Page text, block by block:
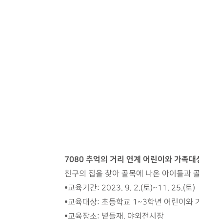
7080 추억의 거리 연계 어린이와 가족
친구의 집을 찾아 골목에 나온 아이들과
•교육기간: 2023. 9. 2.(토)~11. 25.(토)
•교육대상: 초등학교 1~3학년 어린이와
•교육장소: 볕들재, 야외전시장